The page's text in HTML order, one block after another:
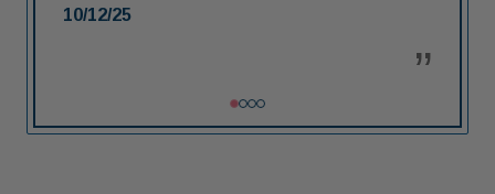
10/12/25